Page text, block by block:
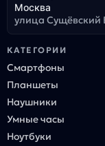
Москва
улица Сущёвский
КАТЕГОРИИ
Смартфоны
Планшеты
Наушники
Умные часы
Ноутбуки